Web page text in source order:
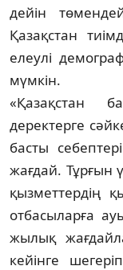
дейін
Қазақстан
елеулі
мүмкін.
«Қазақстан
деректерге
басты
жағдай. Тұрғын
қызмет­тер­дің
от­ба­сыларға
жылық
кейінге